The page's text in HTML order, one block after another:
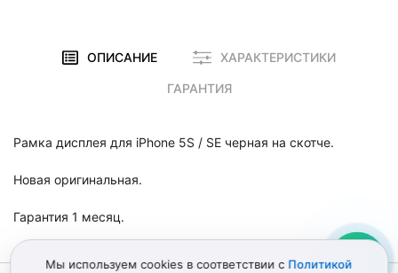
ОПИСАНИЕ ХАРАКТЕРИСТИКИ
ГАРАНТИЯ
Рамка дисплея для iPhone 5S / SE черная на скотче.
Новая оригинальная.
Гарантия 1 месяц.
Мы используем cookies в соответствии с Политикой